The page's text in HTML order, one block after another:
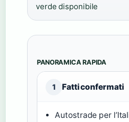
verde disponibile
PANORAMICA RAPIDA
1 Fatti confermati
Autostrade per